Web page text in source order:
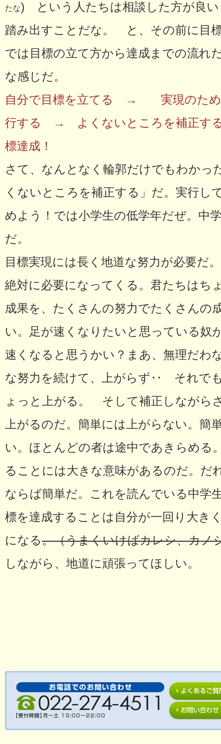
たな) という人たちは相談した方が良い
踏み出すことだな。 と、その前に目
では目標の立て方から達成までの流れ
な感じだ。
自分で目標を立てる → 実現のた
行する → よくないところを補
標達成！
さて、なんとなく輪郭だけでもわか
くないところを補正する」だ。実行し
めよう！では小学生の低学年だぜ。中
だ。
目標実現には長く地道な努力が必要だ
絶対に必要になってくる。君たちはち
成果を、たくさんの努力でたくさんの
い。足が速くなりたいと思っている奴
速くなると思うかい？まあ、無理だ
な努力を続けて、上がらず‥ それで
ょっと上がる。 そして補正しながら
上がるのだ。簡単には上がらない。簡
い。ほとんどの者は途中であきらめる
ることには大きな意味があるのだ。だ
ならば簡単だ。これを読んでいる中学
標を達成することは自分が一回り大き
になる。（うまくいけばカレシ、カノ
しながら、地道に頑張ってほしい。